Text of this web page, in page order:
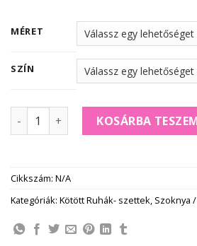
MÉRET
SZÍN
LAYLA kötött CERUZA SZOKNYA
KOSÁRBA
Cikkszám: N/A
Kategóriák: Kötött Ruhák- szettek, Szoknya